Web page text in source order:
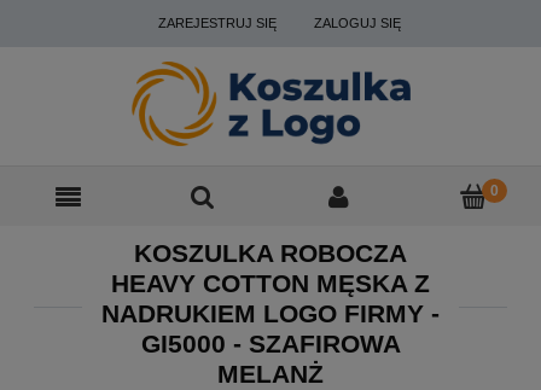
ZAREJESTRUJ SIĘ ZALOGUJ SIĘ
KOSZULKA ROBOCZA
HEAVY COTTON MĘSKA Z
NADRUKIEM LOGO FIRMY -
GI5000 - SZAFIROWA
MELANŻ